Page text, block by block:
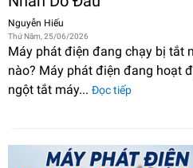
Nguyễn Hiếu
Thứ Năm, 25/06/2026
Máy phát điện đang chạy bị tắt
nào? Máy phát điện đang hoạt
ngột tắt máy... Đọc tiếp